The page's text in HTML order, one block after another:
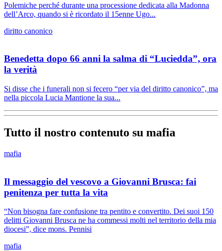
Polemiche perché durante una processione dedicata alla Madonna
dell’Arco, quando si è ricordato il 15enne Ugo...
diritto canonico
Benedetta dopo 66 anni la salma di “Luciedda”, ora
la verità
Si disse che i funerali non si fecero “per via del diritto canonico”, ma
nella piccola Lucia Mantione la sua...
Tutto il nostro contenuto su mafia
mafia
Il messaggio del vescovo a Giovanni Brusca: fai
penitenza per tutta la vita
“Non bisogna fare confusione tra pentito e convertito. Dei suoi 150
delitti Giovanni Brusca ne ha commessi molti nel territorio della mia
diocesi”, dice mons. Pennisi
mafia